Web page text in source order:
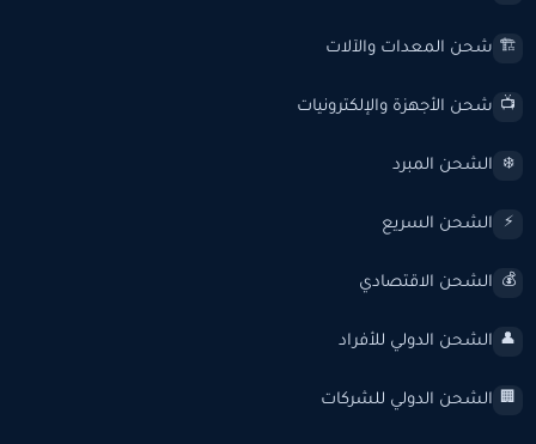
🏗️ شحن المعدات والآلات
📺 شحن الأجهزة والإلكترونيات
❄️ الشحن المبرد
⚡ الشحن السريع
💰 الشحن الاقتصادي
👤 الشحن الدولي للأفراد
🏢 الشحن الدولي للشركات